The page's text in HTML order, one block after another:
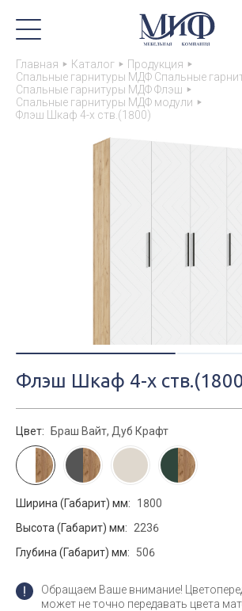
Главная Каталог
Продукция
Спальные гарнитуры МДФ Спальные
Спальные гарнитуры МДФ Флэш
Спальные гарнитуры МДФ модули
Флэш Шкаф 4-х ств.(1800)
Флэш Шкаф 4-х
Цвет: Браш Вайт, Дуб Крафт
Ширина (Габарит) мм:
1800
Высота (Габарит) мм:
2236
Глубина (Габарит) мм:
506
Обращаем Ваше внимание!
может не точно передавать цвета